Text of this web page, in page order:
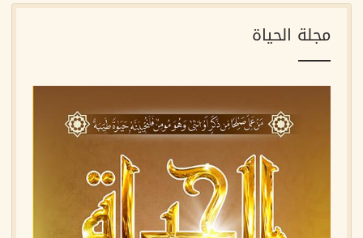
مجلة الحياة